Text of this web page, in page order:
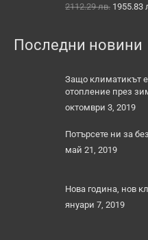
2112.29лв. Original
2112.29
1955.83
Последни новини
Защо климатикът е
отопление през
октомври 3, 2019
Потърсете ни за
май 21, 2019
Нова година, нов
януари 7, 2019